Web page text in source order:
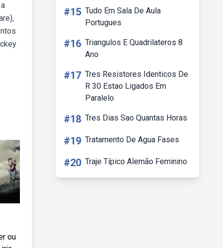
ou
#15 Tudo Em Sala De Aula
Portugues
#16 Triangulos E Quadrilateros 8
Ano
#17 Tres Resistores Identicos De
R 30 Estao Ligados Em
Paralelo
#18 Tres Dias Sao Quantas Horas
#19 Tratamento De Agua Fases
#20 Traje Típico Alemão Feminino